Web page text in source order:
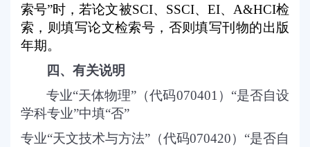
索号”时，若论文被SCI、 SSCI、 EI、 A&HCI检
索，则填写论文检索号，否则填写刊物的出版
年期。
四、有关说明
专业“天体物理”（代码070401）“是否自设
学科专业”中填“否”
专业“天文技术与方法”（代码070420）“是否自